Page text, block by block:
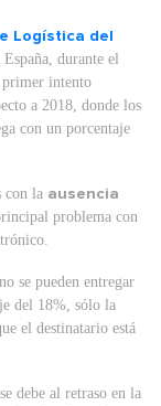
Logística del
durante el
primer intento
a 2018, donde los
con un porcentaje
con la ausencia
problema con
se pueden entregar
del 18%, sólo la
el destinatario está
debe al retraso en la